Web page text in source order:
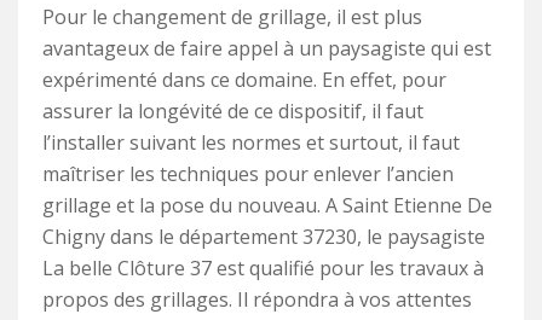
Pour le changement de grillage, il est plus
avantageux de faire appel à un paysagiste qui est
expérimenté dans ce domaine. En effet, pour
assurer la longévité de ce dispositif, il faut
l’installer suivant les normes et surtout, il faut
maîtriser les techniques pour enlever l’ancien
grillage et la pose du nouveau. A Saint Etienne De
Chigny dans le département 37230, le paysagiste
La belle Clôture 37 est qualifié pour les travaux à
propos des grillages. Il répondra à vos attentes